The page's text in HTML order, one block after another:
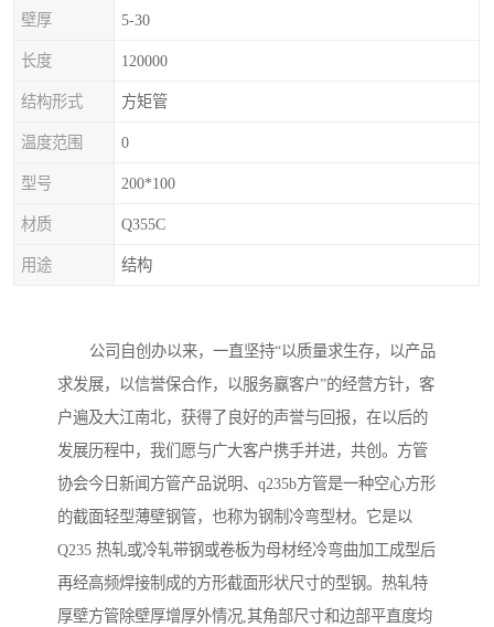
壁厚 5-30
长度 120000
结构形式 方矩管
温度范围 0
型号 200*100
材质 Q355C
用途 结构
公司自创办以来，一直坚持“以质量求生存，以产品
求发展，以信誉保合作，以服务赢客户”的经营方针，客
户遍及大江南北，获得了良好的声誉与回报，在以后的
发展历程中，我们愿与广大客户携手并进，共创。方管
协会今日新闻方管产品说明、q235b方管是一种空心方形
的截面轻型薄壁钢管，也称为钢制冷弯型材。它是以
Q235 热轧或冷轧带钢或卷板为母材经冷弯曲加工成型后
再经高频焊接制成的方形截面形状尺寸的型钢。热轧特
厚壁方管除壁厚增厚外情况,其角部尺寸和边部平直度均